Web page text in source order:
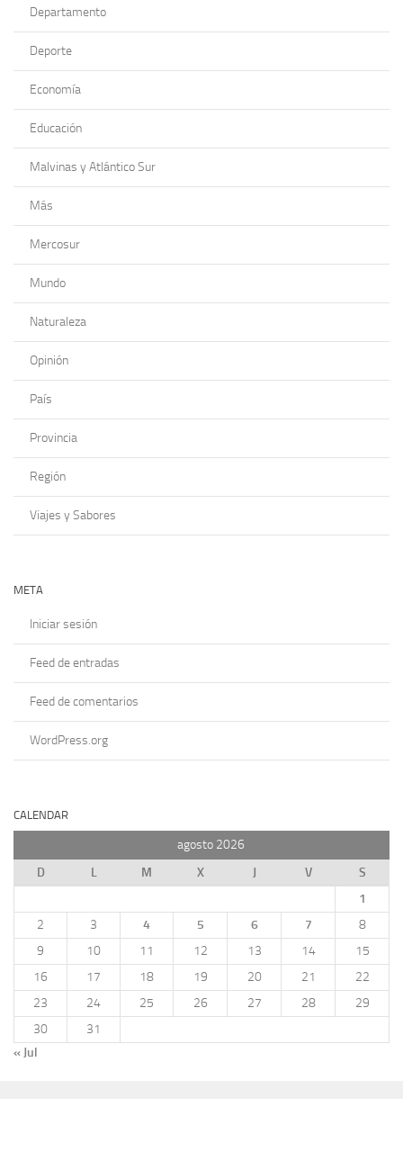
Departamento
Deporte
Economía
Educación
Malvinas y Atlántico Sur
Más
Mercosur
Mundo
Naturaleza
Opinión
País
Provincia
Región
Viajes y Sabores
META
Iniciar sesión
Feed de entradas
Feed de comentarios
WordPress.org
CALENDAR
agosto 2026
D
L M X J V
S
1
2
3 4 5 6 7
8
9
10 11 12 13 14
15
16
17 18 19 20 21
22
23
24 25 26 27 28
29
30
31
« Jul